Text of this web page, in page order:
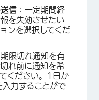
×
信 ：一定期間経
を失効させたい
ンを選択してくだ
期限切れ通知を有
れ前に通知を希
ください。1日か
力することがで